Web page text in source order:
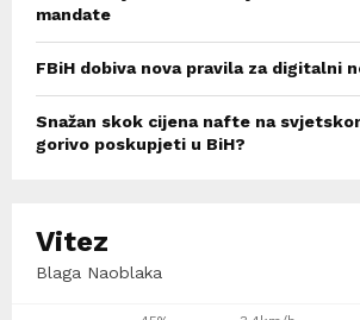
mandate
FBiH dobiva nova pravila za digitalni
Snažan skok cijena nafte na
gorivo poskupjeti u BiH?
Vitez
Blaga Naoblaka